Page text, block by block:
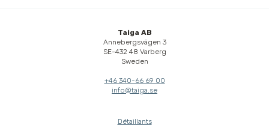
Taiga AB
Annebergsvägen 3
SE-432 48 Varberg
Sweden
+46 340-66 69 00
info@taiga.se
Détaillants